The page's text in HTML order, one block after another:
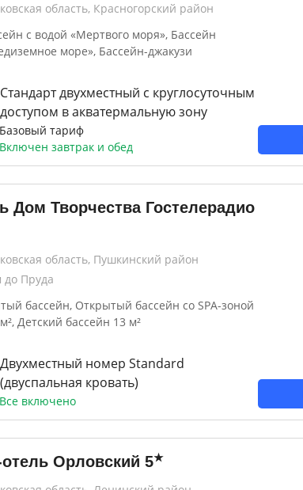
область, Красногорский район
с водой «Мертвого моря», Бассейн
море», Бассейн-джакузи
Стандарт двухместный с круглосуточным
доступом в акватермальную зону
Базовый тариф
Включен завтрак и обед
Дом Творчества Гостелерадио
область, Пушкинский район
Пруда
бассейн, Открытый бассейн со SPA-зоной
Детский бассейн 13 м²
Двухместный номер Standard
(двуспальная кровать)
Все включено
Орловский 5★